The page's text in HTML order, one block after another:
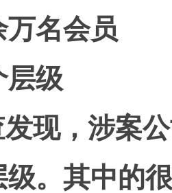
名会员
层级
现，涉案
级。其中的